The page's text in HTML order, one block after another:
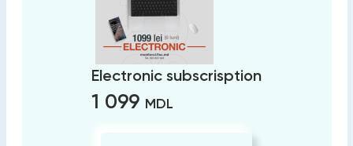
Electronic subscrisption
1 099 MDL